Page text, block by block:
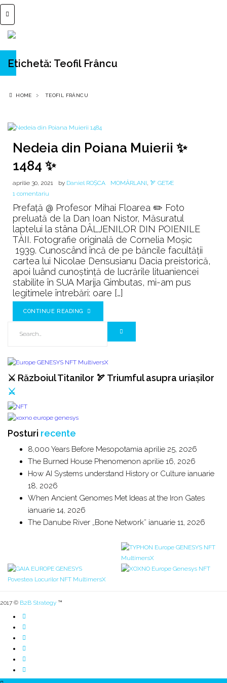
Etichetă: Teofil Frâncu
HOME TEOFIL FRÂNCU
Nedeia din Poiana Muierii ✨
1484 ✨
aprilie 30, 2021 by Daniel ROȘCA MOMÂRLANI, 🏹 GETÆ
1 comentariu
Nedeia
din
Poiana
Muierii
✨
1484
Prefață @ Profesor Mihai Floarea ✏️ Foto
preluată de la Dan Ioan Nistor, Măsuratul
laptelui la stâna DÂLJENILOR DIN POIENILE
TĂII. Fotografie originală de Cornelia Moșic
1939. Cunoscând încă de pe băncile facultății
cartea lui Nicolae Densusianu Dacia preistorică,
apoi luând cunoştinţă de lucrările lituaniencei
stabilite în SUA Marija Gimbutas, mi-am pus
legitimele întrebări: oare […]
CONTINUE READING
⚔️ Războiul Titanilor 🏹 Triumful asupra uriașilor
⚔️
Posturi recente
8,000 Years Before Mesopotamia aprilie 25, 2026
The Burned House Phenomenon aprilie 16, 2026
How AI Systems understand History or Culture ianuarie
18, 2026
When Ancient Genomes Met Ideas at the Iron Gates
ianuarie 14, 2026
The Danube River „Bone Network” ianuarie 11, 2026
2017 © B2B Strategy ™